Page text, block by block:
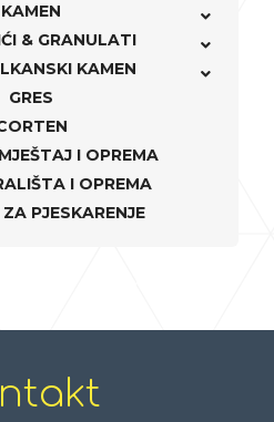
KAMEN
& GRANULATI
KAMEN
GRES
I OPREMA
I OPREMA
PJESKARENJE